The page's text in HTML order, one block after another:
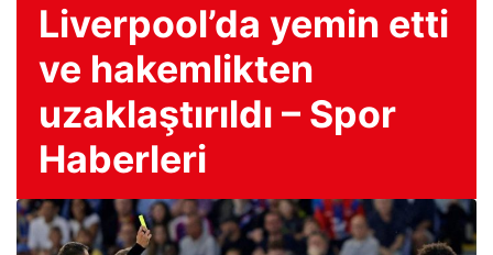
Liverpool’da yemin etti
ve hakemlikten
uzaklaştırıldı – Spor
Haberleri